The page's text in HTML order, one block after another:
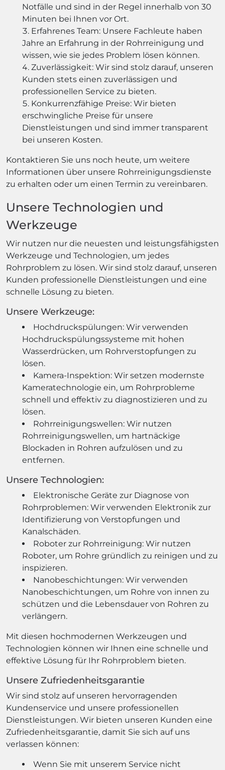
Notfälle und sind in der Regel innerhalb von 30
Minuten bei Ihnen vor Ort.
Erfahrenes Team: Unsere Fachleute haben
Jahre an Erfahrung in der Rohrreinigung und
wissen, wie sie jedes Problem lösen können.
Zuverlässigkeit: Wir sind stolz darauf, unseren
Kunden stets einen zuverlässigen und
professionellen Service zu bieten.
Konkurrenzfähige Preise: Wir bieten
erschwingliche Preise für unsere
Dienstleistungen und sind immer transparent
bei unseren Kosten.
Kontaktieren Sie uns noch heute, um weitere
Informationen über unsere Rohrreinigungsdienste
zu erhalten oder um einen Termin zu vereinbaren.
Unsere Technologien und
Werkzeuge
Wir nutzen nur die neuesten und leistungsfähigsten
Werkzeuge und Technologien, um jedes
Rohrproblem zu lösen. Wir sind stolz darauf, unseren
Kunden professionelle Dienstleistungen und eine
schnelle Lösung zu bieten.
Unsere Werkzeuge:
Hochdruckspülungen: Wir verwenden
Hochdruckspülungssysteme mit hohen
Wasserdrücken, um Rohrverstopfungen zu
lösen.
Kamera-Inspektion: Wir setzen modernste
Kameratechnologie ein, um Rohrprobleme
schnell und effektiv zu diagnostizieren und zu
lösen.
Rohrreinigungswellen: Wir nutzen
Rohrreinigungswellen, um hartnäckige
Blockaden in Rohren aufzulösen und zu
entfernen.
Unsere Technologien:
Elektronische Geräte zur Diagnose von
Rohrproblemen: Wir verwenden Elektronik zur
Identifizierung von Verstopfungen und
Kanalschäden.
Roboter zur Rohrreinigung: Wir nutzen
Roboter, um Rohre gründlich zu reinigen und zu
inspizieren.
Nanobeschichtungen: Wir verwenden
Nanobeschichtungen, um Rohre von innen zu
schützen und die Lebensdauer von Rohren zu
verlängern.
Mit diesen hochmodernen Werkzeugen und
Technologien können wir Ihnen eine schnelle und
effektive Lösung für Ihr Rohrproblem bieten.
Unsere Zufriedenheitsgarantie
Wir sind stolz auf unseren hervorragenden
Kundenservice und unsere professionellen
Dienstleistungen. Wir bieten unseren Kunden eine
Zufriedenheitsgarantie, damit Sie sich auf uns
verlassen können:
Wenn Sie mit unserem Service nicht